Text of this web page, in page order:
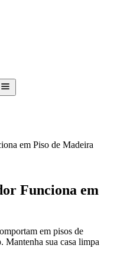
em Piso de Madeira
Funciona em
em pisos de
Mantenha sua casa limpa